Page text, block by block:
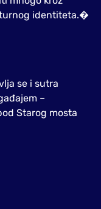
identiteta.�
se i sutra
–
Starog mosta